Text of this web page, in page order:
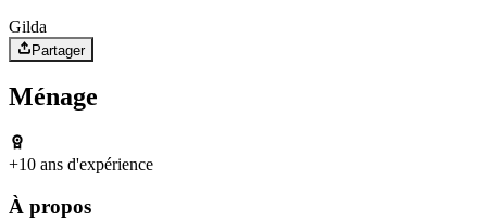
Gilda
Partager
Ménage
+10 ans d'expérience
À propos